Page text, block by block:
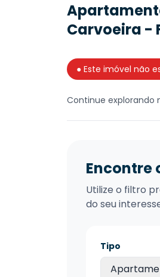
Carvoeira -
● Este imóvel não
Continue explorando
Encontre
Utilize o filtro
do seu
Tipo